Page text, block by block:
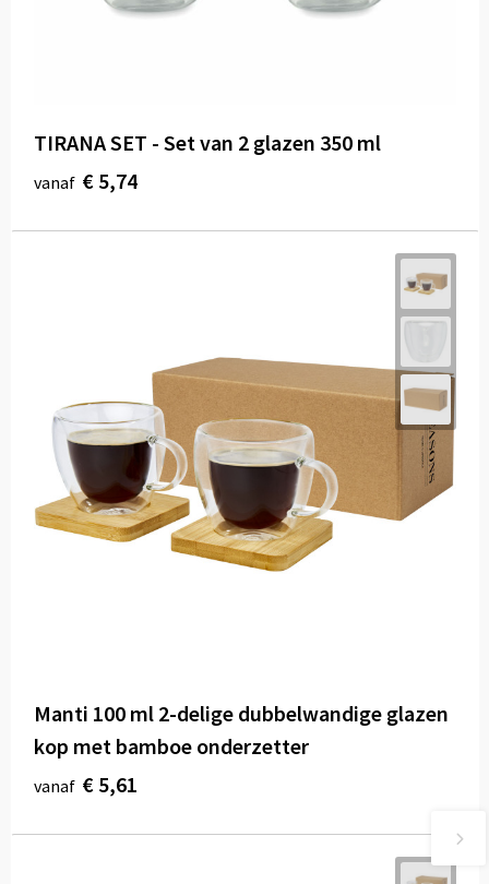
TIRANA SET - Set van 2 glazen 350 ml
vanaf € 5,74
Manti 100 ml 2-delige dubbelwandige glazen
kop met bamboe onderzetter
vanaf € 5,61